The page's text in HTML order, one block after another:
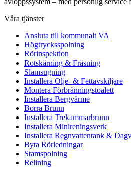
Våra tjänster
Ansluta till kommunalt VA
Högtrycksspolning
Rörinspektion
Rotskärning & Fräsning
Slamsugning
Installera Olje- & Fettavskiljare
Montera Förbränningstoalett
Installera Bergvärme
Borra Brunn
Installera Trekammarbrunn
Installera Minireningsverk
Installera Regnvattentank &
Byta Rörledningar
Stamspolning
Relining